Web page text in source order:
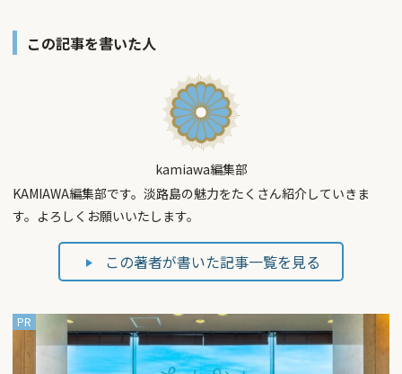
この記事を書いた人
kamiawa編集部
KAMIAWA編集部です。淡路島の魅力をたくさん紹介していきま
す。よろしくお願いいたします。
この著者が書いた記事一覧を見る